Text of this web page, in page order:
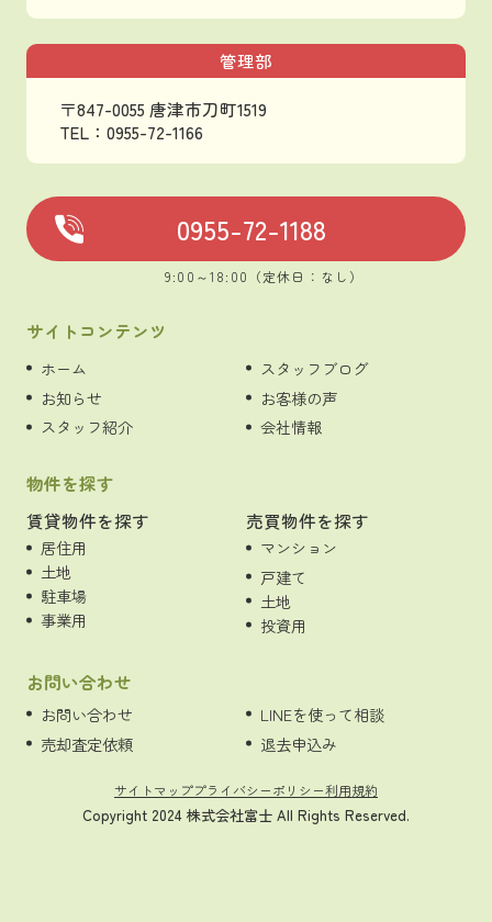
管理部
〒847-0055 唐津市刀町1519
TEL：0955-72-1166
0955-72-1188
9:00～18:00（定休日：なし）
サイトコンテンツ
ホーム
お知らせ
スタッフ紹介
スタッフブログ
お客様の声
会社情報
物件を探す
賃貸物件を探す
居住用
土地
駐車場
事業用
売買物件を探す
マンション
戸建て
土地
投資用
お問い合わせ
お問い合わせ
売却査定依頼
LINEを使って相談
退去申込み
サイトマッププライバシーポリシー利用規約
Copyright 2024 株式会社富士 All Rights Reserved.